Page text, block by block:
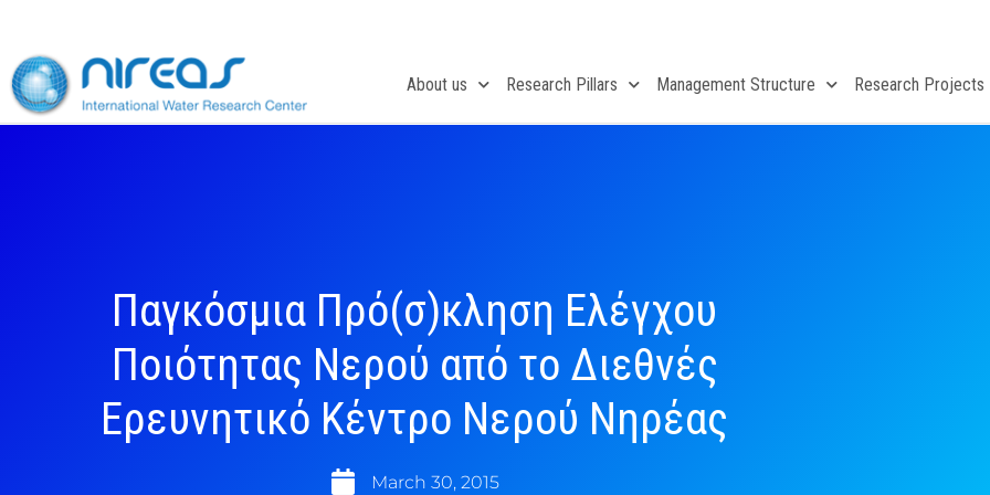
content
About us Research Pillars Management Structure Research Projects
Παγκόσμια Πρό(σ)κληση Ελέγχου
Ποιότητας Νερού από το Διεθνές
Ερευνητικό Κέντρο Νερού Νηρέας
March 30, 2015